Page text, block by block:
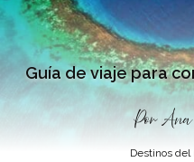
Guía de viaje para
Por Ana
Destinos